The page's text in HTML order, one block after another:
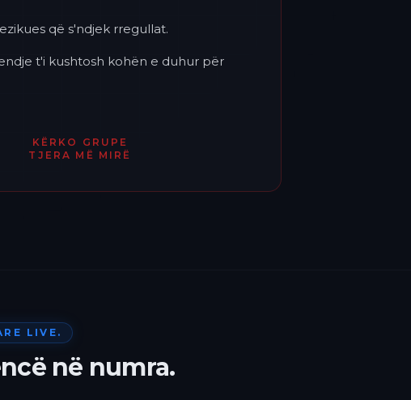
që s'ndjek rregullat.
t'i kushtosh kohën e duhur për
KËRKO GRUPE
TJERA MË MIRË
LIVE.
në numra.